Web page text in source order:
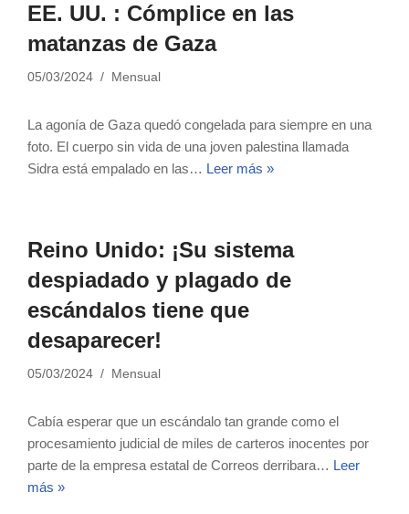
EE. UU. : Cómplice en las
matanzas de Gaza
05/03/2024 Mensual
La agonía de Gaza quedó congelada para siempre en una
foto. El cuerpo sin vida de una joven palestina llamada
Sidra está empalado en las… Leer más »
Reino Unido: ¡Su sistema
despiadado y plagado de
escándalos tiene que
desaparecer!
05/03/2024 Mensual
Cabía esperar que un escándalo tan grande como el
procesamiento judicial de miles de carteros inocentes por
parte de la empresa estatal de Correos derribara… Leer
más »